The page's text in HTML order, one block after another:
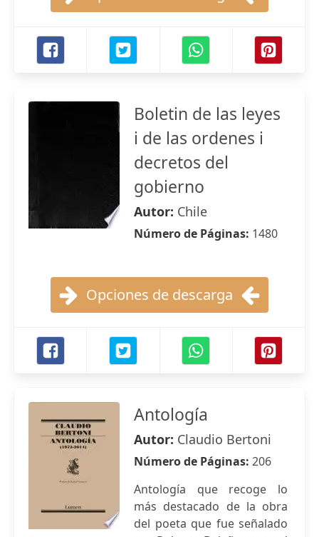
Boletin de las leyes
i de las ordenes i
decretos del
gobierno
Autor: Chile
Número de Páginas: 1480
Opciones de descarga
Antología
Autor: Claudio Bertoni
Número de Páginas: 206
Antología que recoge lo
más destacado de la obra
del poeta que fue señalado